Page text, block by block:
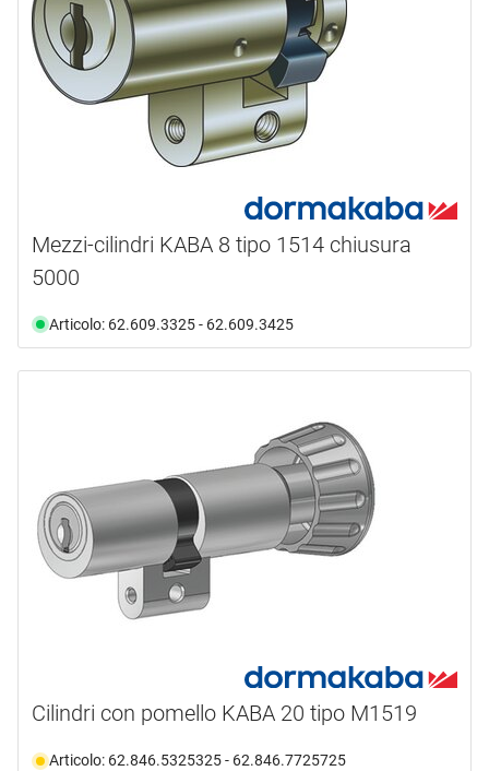
Mezzi-cilindri KABA 8 tipo 1514 chiusura
5000
Articolo: 62.609.3325 - 62.609.3425
Cilindri con pomello KABA 20 tipo M1519
Articolo: 62.846.5325325 - 62.846.7725725